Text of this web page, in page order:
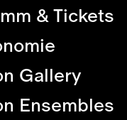
& Tickets
Gallery
Ensembles